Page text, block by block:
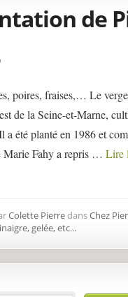
de
poires, fraises,… Le
de la Seine-et-Marne,
a été planté en 1986 et
Marie Fahy a repris …Lire
Colette PierredansChez
gelée, etc...